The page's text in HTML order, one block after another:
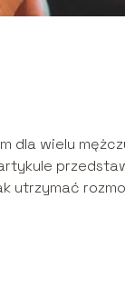
dla wielu